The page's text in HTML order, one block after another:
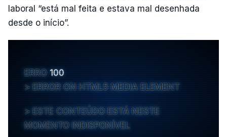
laboral “está mal feita e estava mal desenhada
desde o início”.
ERRO 100
ERROR ON HTML5 MEDIA ELEMENT
ESTE CONTEÚDO ESTÁ NESTE
MOMENTO INDISPONÍVEL